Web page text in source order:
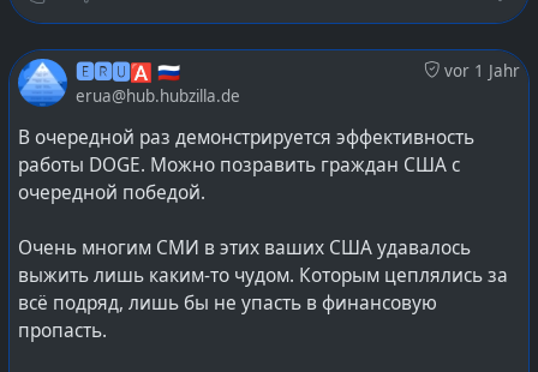
... По данным Norwegian People’s Aid, самая тяжёлая
ситуация складывается в 15 странах, многие из
которых были бывшими колониями. Именно там
сообщества до сих пор живут с повышенным
уровнем хронических заболеваний, врождённых
аномалий и психологических травм.
Да и на картинке хорошо заметно, что не то
государство назвали «империей зла»:
vor 1 Jahr
🅴🆁🆄🅰 🇷🇺
erua@hub.hubzilla.de
В очередной раз демонстрируется эффективность
работы DOGE. Можно позравить граждан США с
очередной победой.
Очень многим СМИ в этих ваших США удавалось
выжить лишь каким-то чудом. Которым цеплялись за
всё подряд, лишь бы не упасть в финансовую
пропасть.